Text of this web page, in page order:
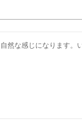
自然な感じになります。